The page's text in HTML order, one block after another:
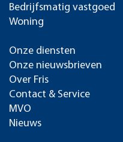
Bedrijfsmatig vastgoed
Woning
Onze diensten
Onze nieuwsbrieven
Over Fris
Contact & Service
MVO
Nieuws